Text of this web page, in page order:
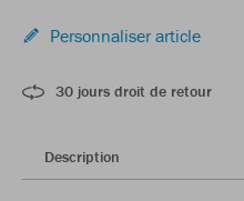
Personnaliser article
30 jours droit de retour
Description